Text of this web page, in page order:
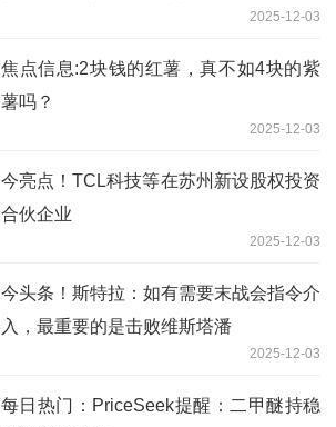
2025-12-03
焦点信息:2块钱的红薯，真不如4块的紫
薯吗？
2025-12-03
今亮点！TCL科技等在苏州新设股权投资
合伙企业
2025-12-03
今头条！斯特拉：如有需要末战会指令介
入，最重要的是击败维斯塔潘
2025-12-03
每日热门：PriceSeek提醒：二甲醚持稳